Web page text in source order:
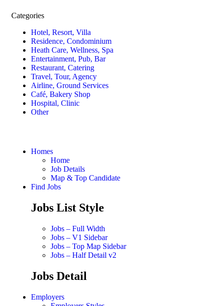
Categories
Hotel, Resort, Villa
Residence, Condominium
Heath Care, Wellness, Spa
Entertainment, Pub, Bar
Restaurant, Catering
Travel, Tour, Agency
Airline, Ground Services
Café, Bakery Shop
Hospital, Clinic
Other
Homes
Home
Job Details
Map & Top Candidate
Find Jobs
Jobs List Style
Jobs – Full Width
Jobs – V1 Sidebar
Jobs – Top Map Sidebar
Jobs – Half Detail v2
Jobs Detail
Employers